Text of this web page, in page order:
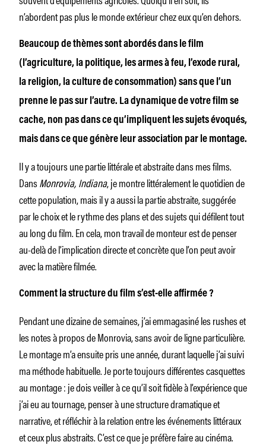
n’abordent pas plus le monde extérieur chez eux qu’en dehors.
Beaucoup de thèmes sont abordés dans le film
(l’agriculture, la politique, les armes à feu, l’exode rural,
la religion, la culture de consommation) sans que l’un
prenne le pas sur l’autre. La dynamique de votre film se
cache, non pas dans ce qu’impliquent les sujets évoqués,
mais dans ce que génère leur association par le montage.
Il y a toujours une partie littérale et abstraite dans mes films.
DansMonrovia, Indiana, je montre littéralement le quotidien de
cette population, mais il y a aussi la partie abstraite, suggérée
par le choix et le rythme des plans et des sujets qui défilent tout
au long du film. En cela, mon travail de monteur est de penser
au-delà de l’implication directe et concrète que l’on peut avoir
avec la matière filmée.
Comment la structure du film s’est-elle affirmée ?
Pendant une dizaine de semaines, j’ai emmagasiné les rushes et
les notes à propos de Monrovia, sans avoir de ligne particulière.
Le montage m’a ensuite pris une année, durant laquelle j’ai suivi
ma méthode habituelle. Je porte toujours différentes casquettes
au montage : je dois veiller à ce qu’il soit fidèle à l’expérience que
j’ai eu au tournage, penser à une structure dramatique et
narrative, et réfléchir à la relation entre les événements littéraux
et ceux plus abstraits. C’est ce que je préfère faire au cinéma.